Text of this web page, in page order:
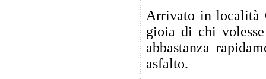
Arrivato in località
gioia di chi
abbastanza
asfalto.